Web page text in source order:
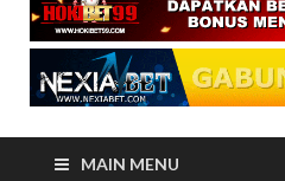
MAIN MENU